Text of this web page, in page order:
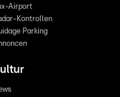
Airport
Kontrollen
Parking